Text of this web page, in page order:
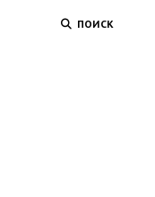
ПОИСК